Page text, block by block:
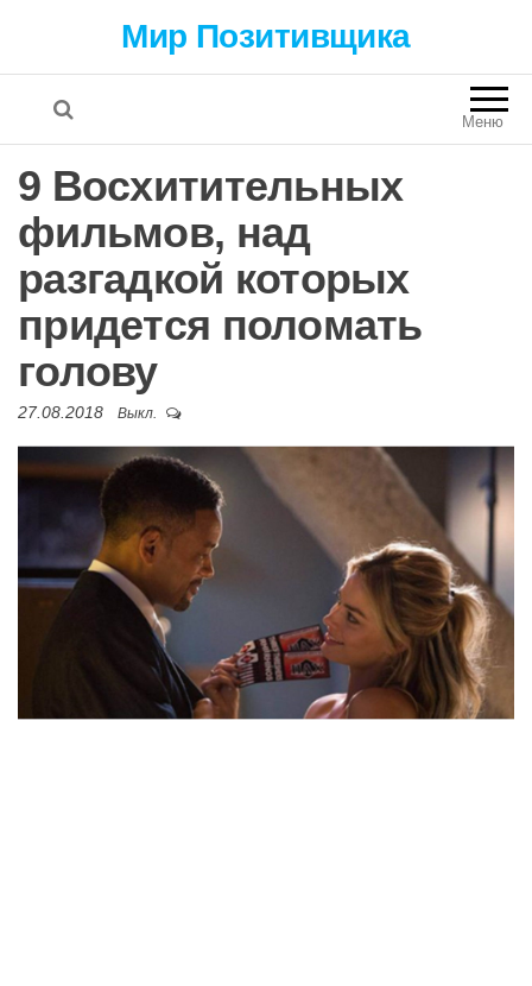
Мир Позитивщика
Меню
9 Восхитительных
фильмов, над
разгадкой которых
придется поломать
голову
27.08.2018 Выкл.